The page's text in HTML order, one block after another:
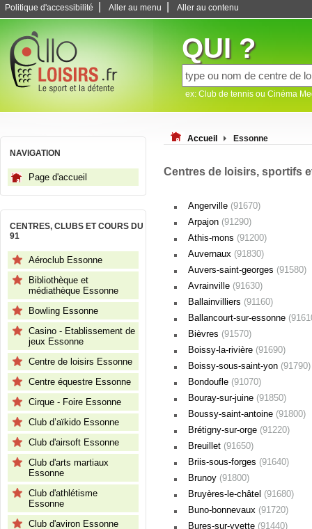
Politique d'accessibilité Aller au menu Aller au contenu
QUI ?
ex: Club de tennis ou Cinéma
NAVIGATION
Page d'accueil
CENTRES, CLUBS ET COURS DU
91
Aéroclub Essonne
Bibliothèque et
médiathèque Essonne
Bowling Essonne
Casino - Etablissement de
jeux Essonne
Centre de loisirs Essonne
Centre équestre Essonne
Cirque - Foire Essonne
Club d’aïkido Essonne
Club d'airsoft Essonne
Club d'arts martiaux
Essonne
Club d'athlétisme
Essonne
Club d'aviron Essonne
Accueil Essonne
Centres de loisirs, sportifs
Angerville (91670)
Arpajon (91290)
Athis-mons (91200)
Auvernaux (91830)
Auvers-saint-georges (91580)
Avrainville (91630)
Ballainvilliers (91160)
Ballancourt-sur-essonne
Bièvres (91570)
Boissy-la-rivière (91690)
Boissy-sous-saint-yon (91790)
Bondoufle (91070)
Bouray-sur-juine (91850)
Boussy-saint-antoine (91800)
Brétigny-sur-orge (91220)
Breuillet (91650)
Briis-sous-forges (91640)
Brunoy (91800)
Bruyères-le-châtel (91680)
Buno-bonnevaux (91720)
Bures-sur-yvette (91440)